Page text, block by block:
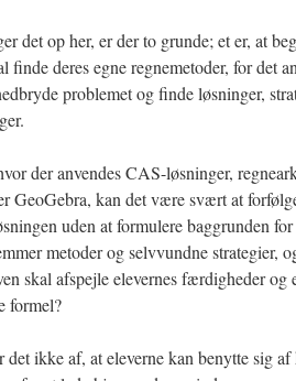
det op her, er der to grunde; et er, at
finde deres egne regnemetoder, for det
problemet og finde løsninger,
der anvendes CAS-løsninger,
GeoGebra, kan det være svært at
uden at formulere baggrunden
metoder og selvvundne strategier,
skal afspejle elevernes færdigheder
formel?
det ikke af, at eleverne kan benytte sig